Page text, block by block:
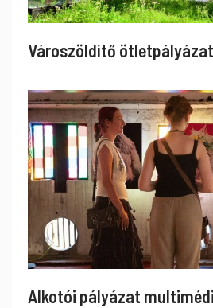
Városzöldítő ötletpályázat
Alkotói pályázat